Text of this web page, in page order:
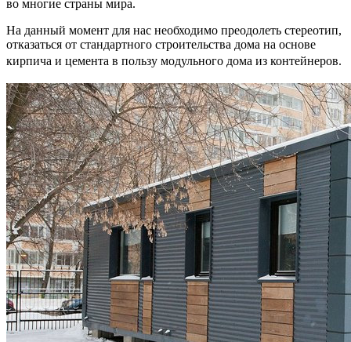
во многие страны мира.
На данный момент для нас необходимо преодолеть стереотип,
отказаться от стандартного строительства дома на основе
кирпича и цемента в пользу модульного дома из контейнеров.